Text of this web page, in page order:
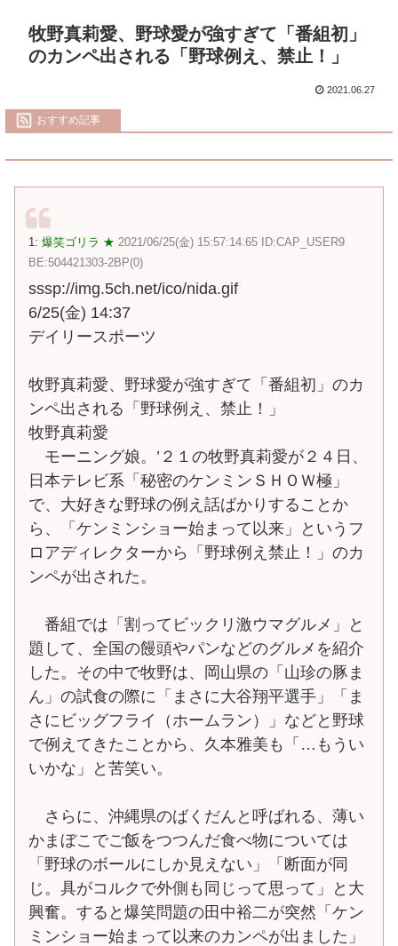
牧野真莉愛、野球愛が強すぎて「番組初」
のカンペ出される「野球例え、禁止！」
2021.06.27
おすすめ記事
1: 爆笑ゴリラ ★ 2021/06/25(金) 15:57:14.65 ID:CAP_USER9
BE:504421303-2BP(0)
sssp://img.5ch.net/ico/nida.gif
6/25(金) 14:37
デイリースポーツ
牧野真莉愛、野球愛が強すぎて「番組初」のカ
ンペ出される「野球例え、禁止！」
牧野真莉愛
モーニング娘。’２１の牧野真莉愛が２４日、
日本テレビ系「秘密のケンミンＳＨＯＷ極」
で、大好きな野球の例え話ばかりすることか
ら、「ケンミンショー始まって以来」というフ
ロアディレクターから「野球例え禁止！」のカ
ンペが出された。
番組では「割ってビックリ激ウマグルメ」と
題して、全国の饅頭やパンなどのグルメを紹介
した。その中で牧野は、岡山県の「山珍の豚ま
ん」の試食の際に「まさに大谷翔平選手」「ま
さにビッグフライ（ホームラン）」などと野球
で例えてきたことから、久本雅美も「…もうい
いかな」と苦笑い。
さらに、沖縄県のばくだんと呼ばれる、薄い
かまぼこでご飯をつつんだ食べ物については
「野球のボールにしか見えない」「断面が同
じ。具がコルクで外側も同じって思って」と大
興奮。すると爆笑問題の田中裕二が突然「ケン
ミンショー始まって以来のカンペが出ました」